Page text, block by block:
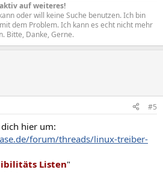
auf weiteres!
oder will keine Suche benutzen. Ich bin
dem Problem. Ich kann es echt nicht mehr
Bitte, Danke, Gerne.​
#5
hier um:
forum/threads/linux-treiber-
Listen"